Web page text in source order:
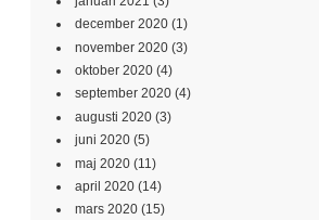
december 2020 (1)
november 2020 (3)
oktober 2020 (4)
september 2020 (4)
augusti 2020 (3)
juni 2020 (5)
maj 2020 (11)
april 2020 (14)
mars 2020 (15)